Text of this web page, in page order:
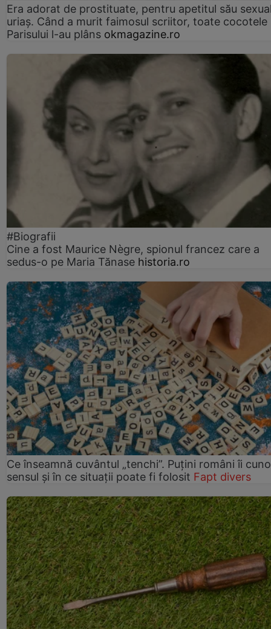
Era adorat de prostituate, pentru apetitul său
uriaș. Când a murit faimosul scriitor, toate cocotele
Parisului l-au plâns okmagazine.ro
#Biografii
Cine a fost Maurice Nègre, spionul francez care a
sedus-o pe Maria Tănase historia.ro
Ce înseamnă cuvântul „tenchi”. Puțini români îi
sensul și în ce situații poate fi folosit Fapt divers